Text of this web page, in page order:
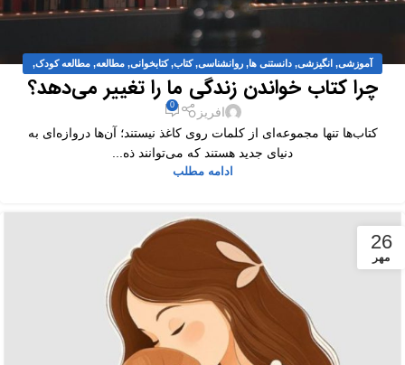
آموزشی, انگیزشی, دانستنی ها, روانشناسی,کتاب,کتابخوانی, مطالعه, مطالعه کودک,
مقالات
چرا کتاب خواندن زندگی ما را تغییر می‌دهد؟
افریز 0
کتاب‌ها تنها مجموعه‌ای از کلمات روی کاغذ نیستند؛ آن‌ها دروازه‌ای به
دنیای جدید هستند که می‌توانند ذه...
ادامه مطلب
26
مهر